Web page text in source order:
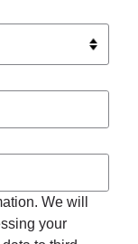
We will
your